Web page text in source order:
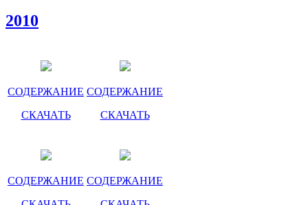
2010
СОДЕРЖАНИЕ
СКАЧАТЬ
СОДЕРЖАНИЕ
СКАЧАТЬ
СОДЕРЖАНИЕ СОДЕРЖАНИЕ